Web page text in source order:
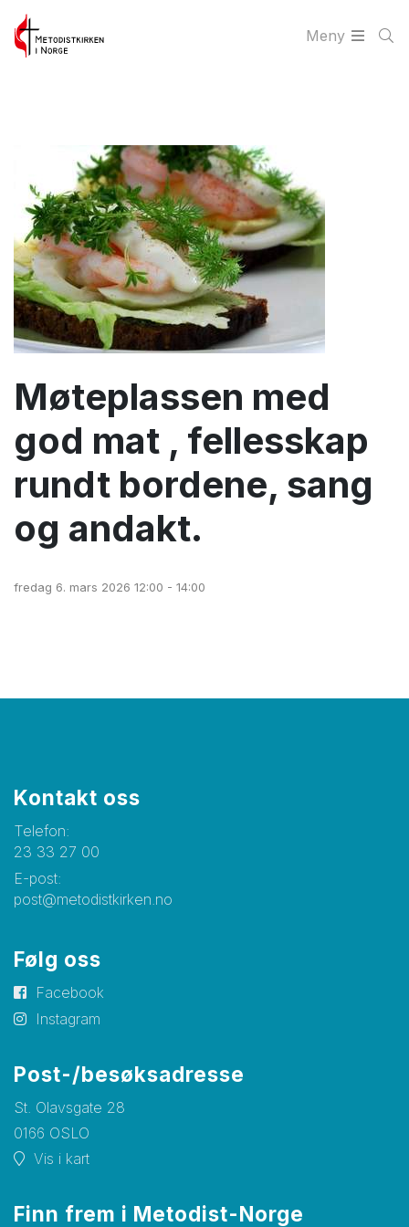
Meny
Møteplassen med
god mat , fellesskap
rundt bordene, sang
og andakt.
fredag 6. mars 2026 12:00 - 14:00
Kontakt oss
Telefon:
23 33 27 00
E-post:
post@metodistkirken.no
Følg oss
Facebook
Instagram
Post-/besøksadresse
St. Olavsgate 28
0166 OSLO
Vis i kart
Finn frem i Metodist-Norge